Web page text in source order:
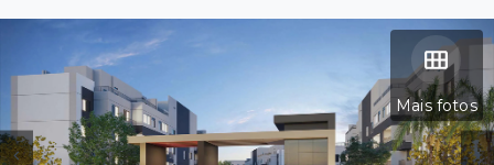
Mais fotos